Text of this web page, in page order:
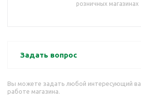
розничных магазинах
Задать вопрос
Вы можете задать любой интересующий
работе магазина.